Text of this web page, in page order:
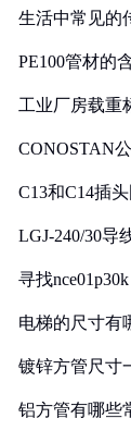
生活中常见的
PE100管材的
工业厂房载重
CONOSTAN
C13和C14插
LGJ-240/30导
寻找
电梯的尺寸有
镀锌方管尺寸
铝方管有哪些